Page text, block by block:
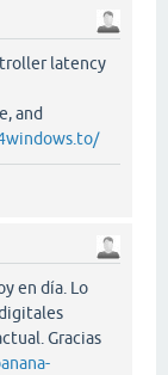
latency
and
en día. Lo
Gracias